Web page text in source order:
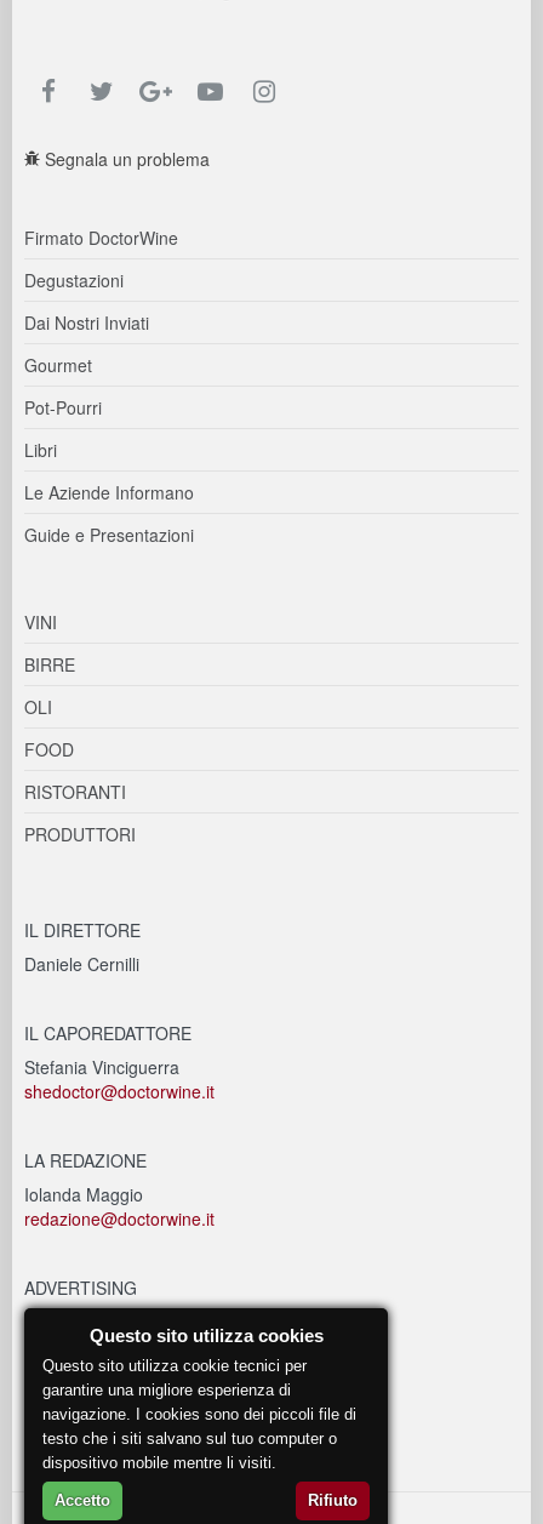
Segnala un problema
Firmato DoctorWine
Degustazioni
Dai Nostri Inviati
Gourmet
Pot-Pourri
Libri
Le Aziende Informano
Guide e Presentazioni
VINI
BIRRE
OLI
FOOD
RISTORANTI
PRODUTTORI
IL DIRETTORE
Daniele Cernilli
IL CAPOREDATTORE
Stefania Vinciguerra
shedoctor@doctorwine.it
LA REDAZIONE
Iolanda Maggio
redazione@doctorwine.it
ADVERTISING
EVENTI
eventi@doctorwine.it
Questo sito utilizza cookies
Questo sito utilizza cookie tecnici per
garantire una migliore esperienza di
navigazione. I cookies sono dei piccoli file di
testo che i siti salvano sul tuo computer o
dispositivo mobile mentre li visiti.
Accetto Rifiuto